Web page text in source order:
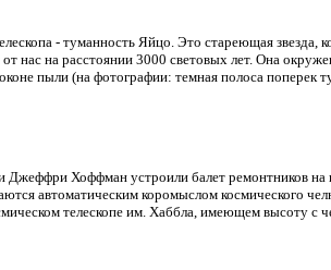
- туманность Яйцо. Это стареющая звезда,
нас на расстоянии 3000 световых лет. Она
пыли (на фотографии: темная полоса поперек
Джеффри Хоффман устроили балет ремонтников на
автоматическим коромыслом космического
телескопе им. Хаббла, имеющем высоту с